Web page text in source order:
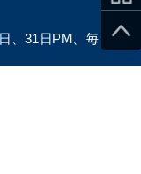
、31日PM、毎